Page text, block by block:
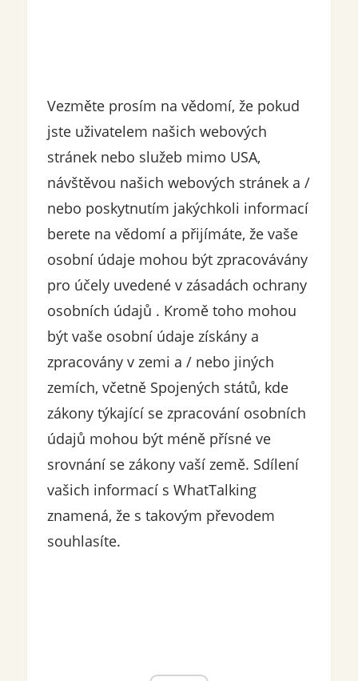
Vezměte prosím na vědomí, že pokud
jste uživatelem našich webových
stránek nebo služeb mimo USA,
návštěvou našich webových stránek a /
nebo poskytnutím jakýchkoli informací
berete na vědomí a přijímáte, že vaše
osobní údaje mohou být zpracovávány
pro účely uvedené v zásadách ochrany
osobních údajů . Kromě toho mohou
být vaše osobní údaje získány a
zpracovány v zemi a / nebo jiných
zemích, včetně Spojených států, kde
zákony týkající se zpracování osobních
údajů mohou být méně přísné ve
srovnání se zákony vaší země. Sdílení
vašich informací s WhatTalking
znamená, že s takovým převodem
souhlasíte.